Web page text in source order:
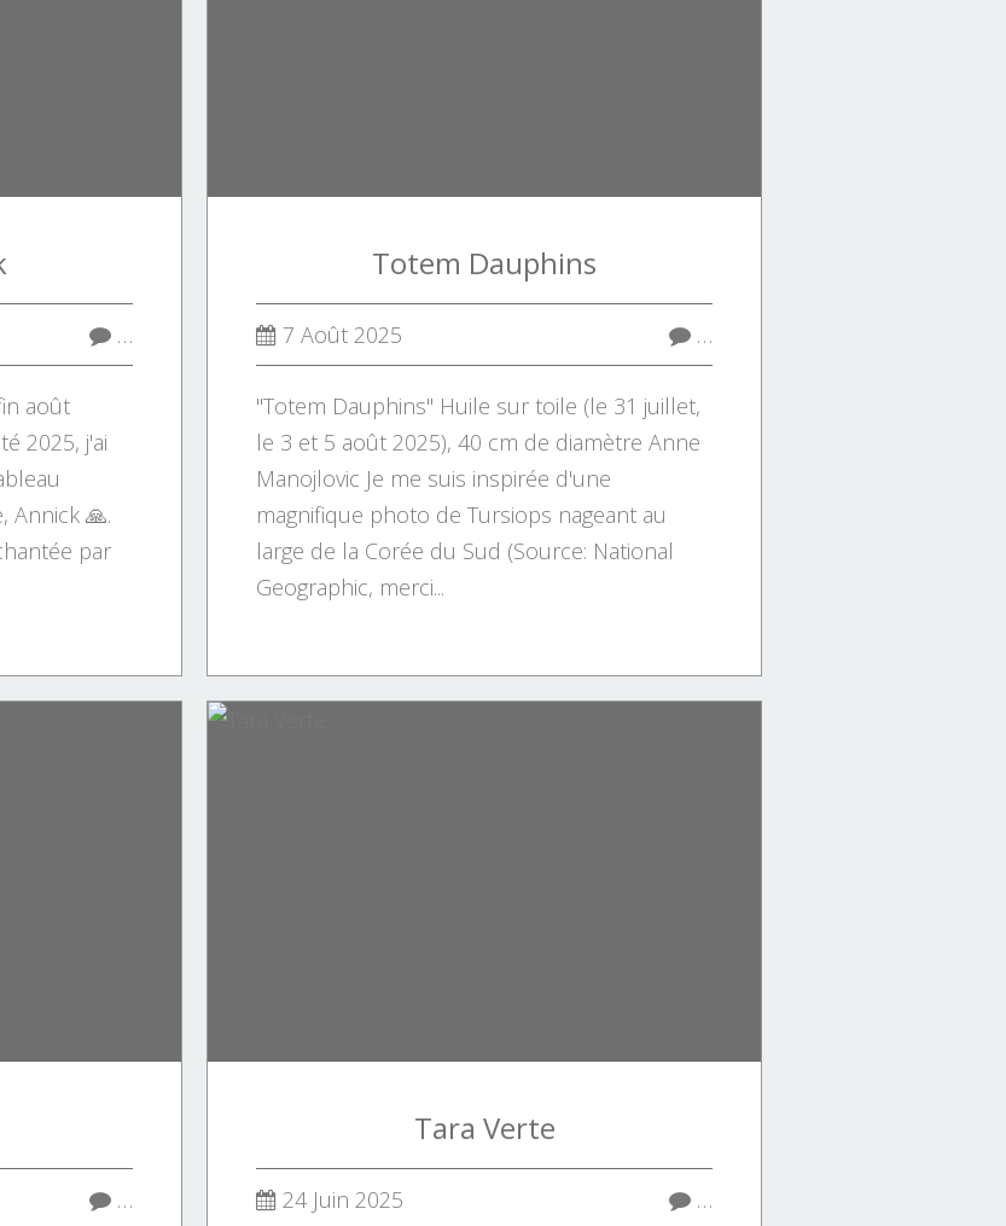
…
août
2025, j'ai
Annick 🙏.
par
Totem Dauphins
7 Août 2025 …
"Totem Dauphins" Huile sur toile (le 31 juillet,
le 3 et 5 août 2025), 40 cm de diamètre Anne
Manojlovic Je me suis inspirée d'une
magnifique photo de Tursiops nageant au
large de la Corée du Sud (Source: National
Geographic, merci...
…
Tara Verte
24 Juin 2025 …